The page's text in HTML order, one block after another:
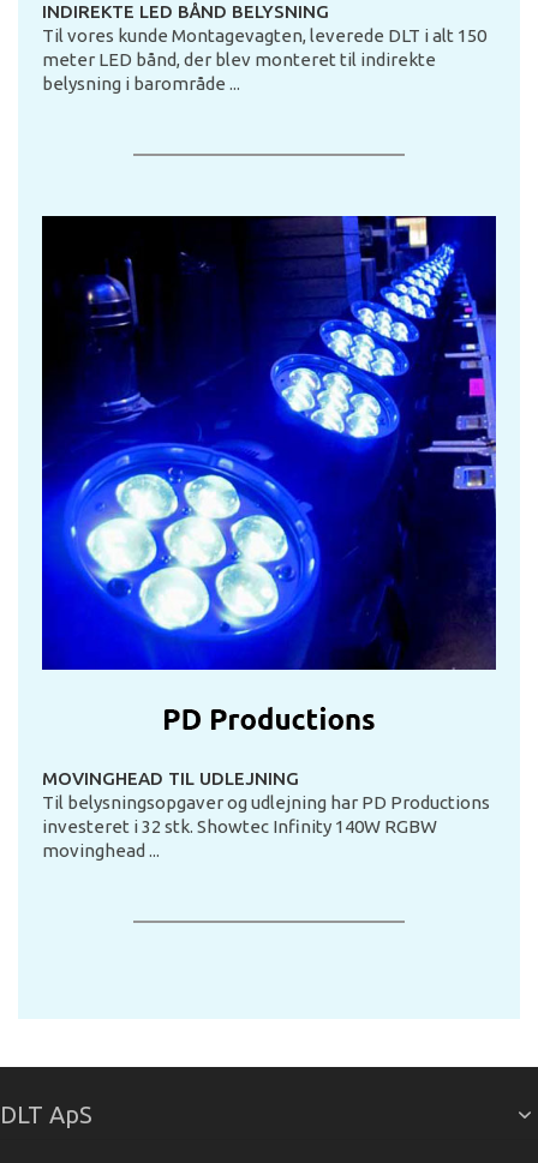
INDIREKTE LED BÅND BELYSNING
Til vores kunde Montagevagten, leverede DLT i alt 150
meter LED bånd, der blev monteret til indirekte
belysning i barområde ...
MOVINGHEAD TIL UDLEJNING
Til belysningsopgaver og udlejning har PD Productions
investeret i 32 stk. Showtec Infinity 140W RGBW
movinghead ...
DLT ApS